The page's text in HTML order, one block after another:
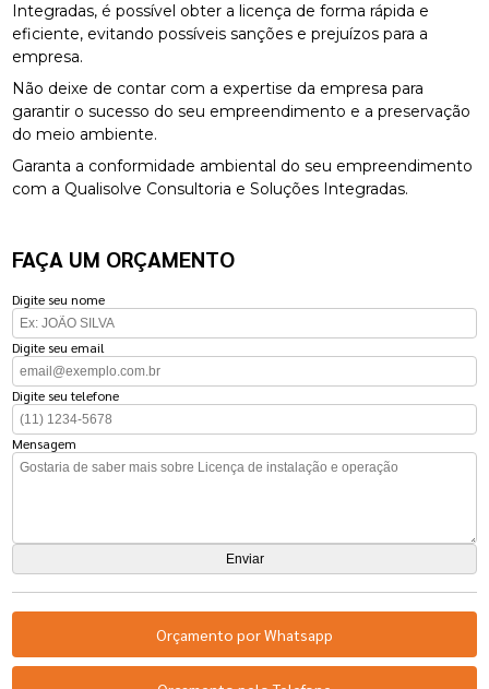
Integradas, é possível obter a licença de forma rápida e
eficiente, evitando possíveis sanções e prejuízos para a
empresa.
Não deixe de contar com a expertise da empresa para
garantir o sucesso do seu empreendimento e a preservação
do meio ambiente.
Garanta a conformidade ambiental do seu empreendimento
com a Qualisolve Consultoria e Soluções Integradas.
FAÇA UM ORÇAMENTO
Digite seu nome
Digite seu email
Digite seu telefone
Mensagem
Orçamento por Whatsapp